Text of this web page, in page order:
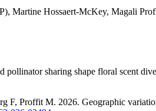
Martine Hossaert-McKey, Magali
sharing shape floral scent
Proffit M. 2026. Geographic